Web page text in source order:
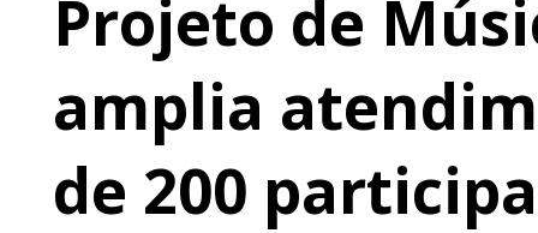
Projeto de
amplia
de 200